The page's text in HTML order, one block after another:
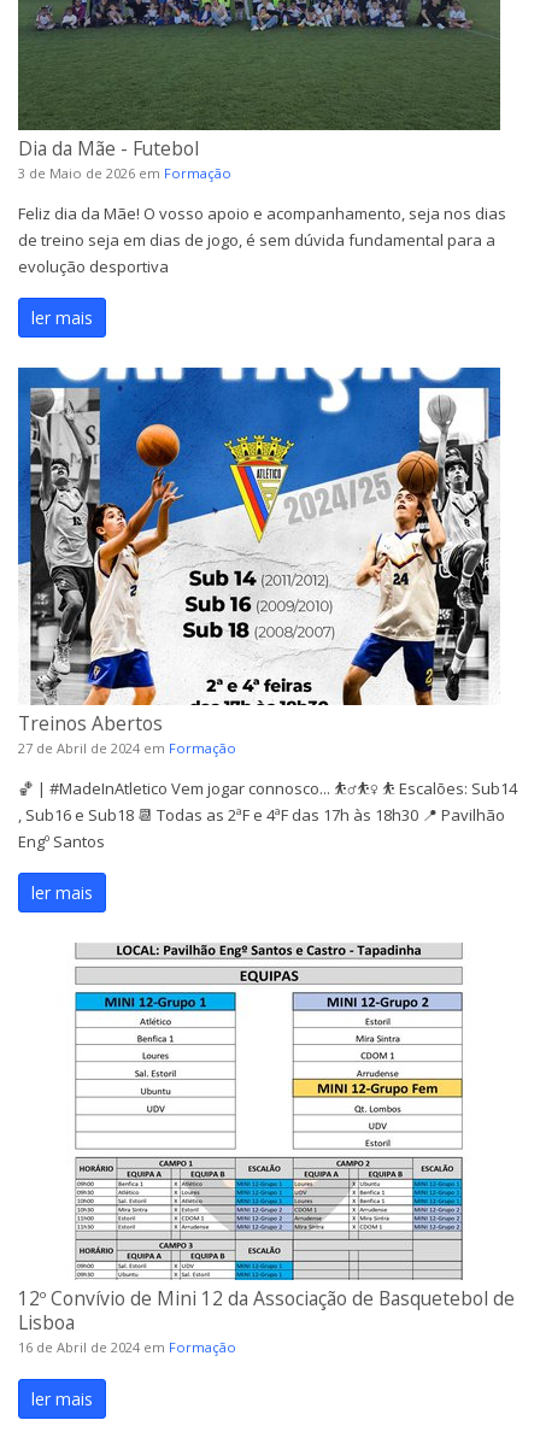
Dia da Mãe - Futebol
3 de Maio de 2026 em Formação
Feliz dia da Mãe! O vosso apoio e acompanhamento, seja nos dias
de treino seja em dias de jogo, é sem dúvida fundamental para a
evolução desportiva
ler mais
Treinos Abertos
27 de Abril de 2024 em Formação
🏀 | #MadeInAtletico Vem jogar connosco... ⛹️‍♂️⛹️‍♀️ ⛹️ Escalões: Sub14
, Sub16 e Sub18 📆 Todas as 2ªF e 4ªF das 17h às 18h30 📍 Pavilhão
Engº Santos
ler mais
12º Convívio de Mini 12 da Associação de Basquetebol de
Lisboa
16 de Abril de 2024 em Formação
ler mais